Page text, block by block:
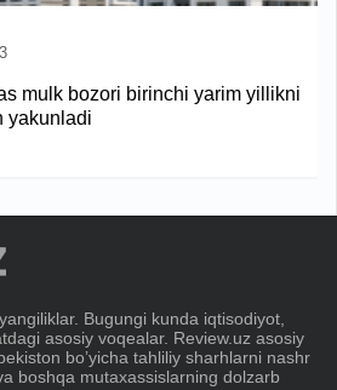
mulk bozori birinchi yarim yillikni
yakunladi
Bugungi kunda iqtisodiyot,
asosiy voqealar. Review.uz asosiy
boʼyicha tahliliy sharhlarni nashr
boshqa mutaxassislarning dolzarb